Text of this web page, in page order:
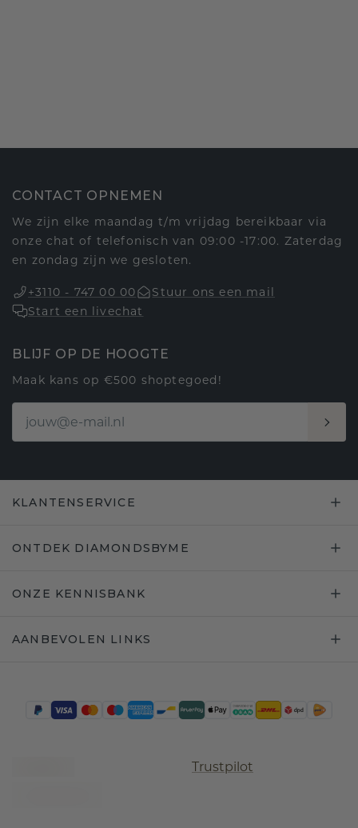
CONTACT OPNEMEN
We zijn elke maandag t/m vrijdag bereikbaar via
onze chat of telefonisch van 09:00 -17:00. Zaterdag
en zondag zijn we gesloten.
+3110 - 747 00 00
Stuur ons een mail
Start een livechat
BLIJF OP DE HOOGTE
Maak kans op €500 shoptegoed!
KLANTENSERVICE
ONTDEK DIAMONDSBYME
ONZE KENNISBANK
AANBEVOLEN LINKS
Trustpilot